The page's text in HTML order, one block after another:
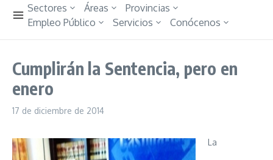
Sectores Áreas
Provincias
Empleo Público
Servicios Conócenos
Cumplirán la Sentencia, pero en
enero
17 de diciembre de 2014
La